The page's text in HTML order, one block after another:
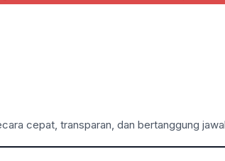
cepat, transparan, dan bertanggung